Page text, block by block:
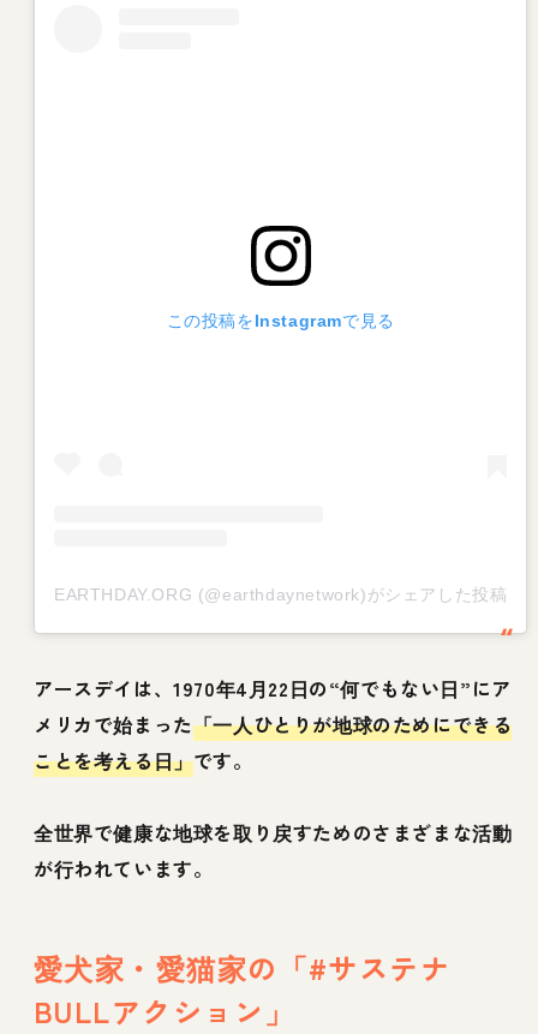
この投稿をInstagramで見る
EARTHDAY.ORG (@earthdaynetwork)がシェアした投稿
アースデイは、1970年4月22日の“何でもない日”にア
メリカで始まった「一人ひとりが地球のためにできる
ことを考える日」です。
全世界で健康な地球を取り戻すためのさまざまな活動
が行われています。
愛犬家・愛猫家の「#サステナ
BULLアクション」